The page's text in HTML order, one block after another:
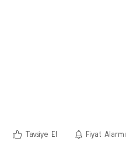
Tavsiye Et Fiyat Alarmı